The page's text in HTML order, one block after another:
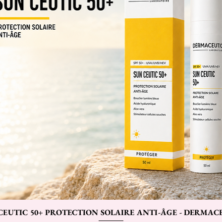
Aperçu rapide
50+ PROTECTION SOLAIRE ANTI-ÂGE -